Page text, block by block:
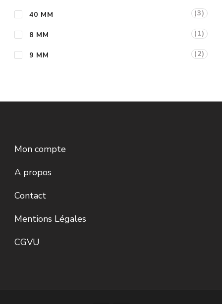
40 MM (3)
8 MM (1)
9 MM (2)
Mon compte
A propos
Contact
Mentions Légales
CGVU